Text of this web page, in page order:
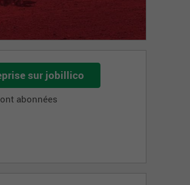
sur jobillico
abonnées